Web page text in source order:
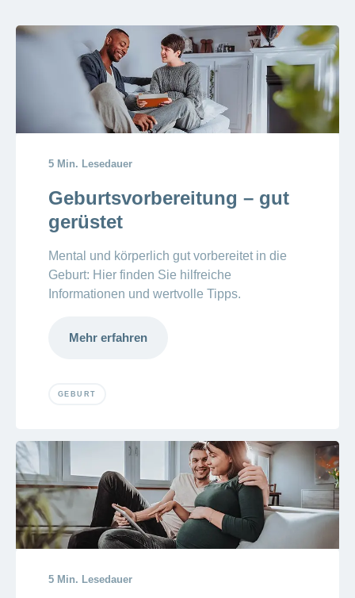
5 Min. Lesedauer
Geburtsvorbereitung – gut
gerüstet
Mental und körperlich gut vorbereitet in die
Geburt: Hier finden Sie hilfreiche
Informationen und wertvolle Tipps.
Mehr erfahren
GEBURT
5 Min. Lesedauer